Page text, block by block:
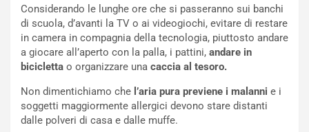
Considerando le lunghe ore che si passeranno sui banchi
di scuola, d’avanti la TV o ai videogiochi, evitare di restare
in camera in compagnia della tecnologia, piuttosto andare
a giocare all’aperto con la palla, i pattini, andare in
bicicletta o organizzare una caccia al tesoro.
Non dimentichiamo che l’aria pura previene i malanni e i
soggetti maggiormente allergici devono stare distanti
dalle polveri di casa e dalle muffe.